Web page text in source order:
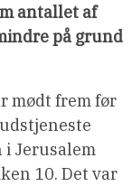
antallet af
på grund
mødt frem før
i Jerusalem
10. Det var